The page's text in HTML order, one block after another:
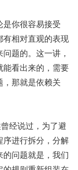
是你很容易接受
有相对直观的表现
题的。这一讲，
能看出来的，需要
，那就是依赖关
经说过，为了避
序进行拆分，分解
的问题就是，我们